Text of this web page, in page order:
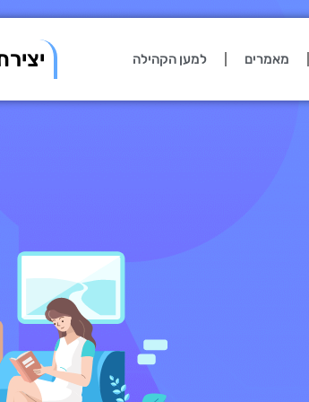
מאמרים למען הקהילה